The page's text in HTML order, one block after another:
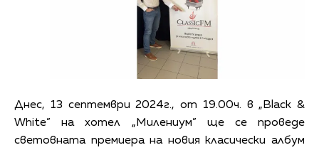
Днес, 13 септември 2024г., от 19.00ч. в „Black &
White” на хотел „Милениум” ще се проведе
световната премиера на новия класически албум